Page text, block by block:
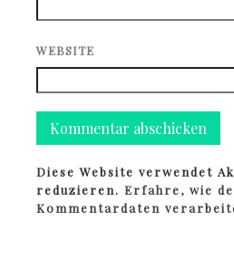
WEBSITE
Diese Website verwendet
reduzieren.Erfahre, wie
Kommentardaten